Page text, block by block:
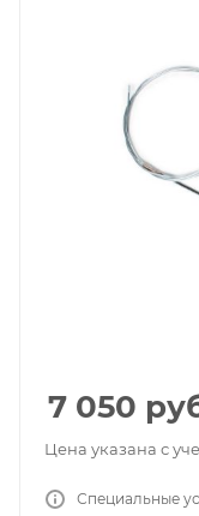
7 050
Цена указана с
Специальные